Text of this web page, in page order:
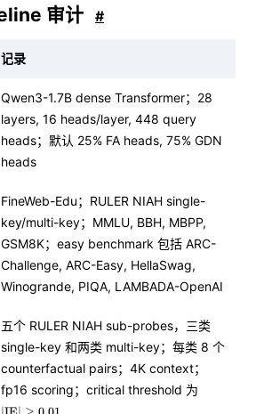
审计 #
记录
Qwen3-1.7B dense Transformer；28
layers, 16 heads/layer, 448 query
heads；默认 25% FA heads, 75% GDN
heads
FineWeb-Edu；RULER NIAH single-
key/multi-key；MMLU, BBH, MBPP,
GSM8K；easy benchmark 包括 ARC-
Challenge, ARC-Easy, HellaSwag,
Winogrande, PIQA, LAMBADA-OpenAI
五个 RULER NIAH sub-probes，三类
single-key 和两类 multi-key；每类 8 个
counterfactual pairs；4K context；
fp16 scoring；critical threshold 为